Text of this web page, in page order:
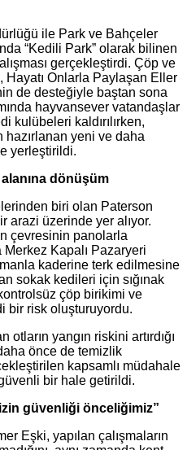
ile Park ve Bahçeler
“Kedili Park” olarak bilinen
gerçekleştirdi. Çöp ve
Onlarla Paylaşan Eller
de desteğiyle baştan sona
hayvansever vatandaşlar
kulübeleri kaldırılırken,
hazırlanan yeni ve daha
yerleştirildi.
dönüşüm
biri olan Paterson
arazi üzerinde yer alıyor.
çevresinin panolarla
Merkez Kapalı Pazaryeri
kaderine terk edilmesine
sokak kedileri için sığınak
çöp birikimi ve
bir risk oluşturuyordu.
yangın riskini artırdığı
önce de temizlik
kapsamlı müdahale
bir hale getirildi.
güvenliği önceliğimiz”
Eşki, yapılan çalışmaların